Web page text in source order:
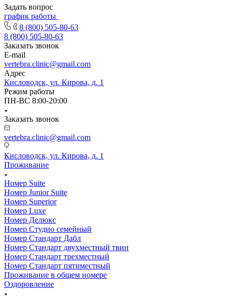
Задать вопрос
график работы
8 (800) 505-80-63
8 (800) 505-80-63
Заказать звонок
E-mail
vertebra.clinic@gmail.com
Адрес
Кисловодск, ул. Кирова, д. 1
Режим работы
ПН-ВС 8:00-20:00
Заказать звонок
vertebra.clinic@gmail.com
Кисловодск, ул. Кирова, д. 1
Проживание
Номер Suite
Номер Junior Suite
Номер Superior
Номер Luxe
Номер Делюкс
Номер Студио семейный
Номер Стандарт Дабл
Номер Стандарт двухместный твин
Номер Стандарт трехместный
Номер Стандарт пятиместный
Проживание в общем номере
Оздоровление